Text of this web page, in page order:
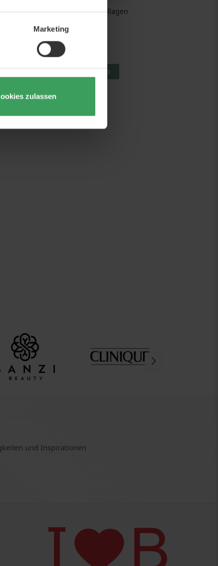
Marketing
zulassen
Lernberger Stafsing Collagen
Preis 46,75 €
1.558,33 €
In den Warenkorb
und Inspirationen